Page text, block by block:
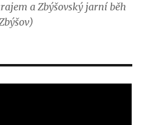
a Zbýšovský jarní běh